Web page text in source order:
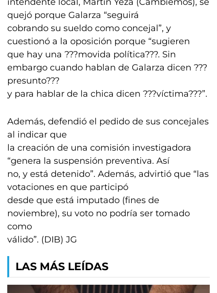
quejó porque Galarza “seguirá
cobrando su sueldo como concejal”, y
cuestionó a la oposición porque “sugieren
que hay una ???movida política???. Sin
embargo cuando hablan de Galarza dicen ???
presunto???
y para hablar de la chica dicen ???víctima???”.
Además, defendió el pedido de sus concejales
al indicar que
la creación de una comisión investigadora
“genera la suspensión preventiva. Así
no, y está detenido”. Además, advirtió que “las
votaciones en que participó
desde que está imputado (fines de
noviembre), su voto no podría ser tomado
como
válido”. (DIB) JG
LAS MÁS LEÍDAS